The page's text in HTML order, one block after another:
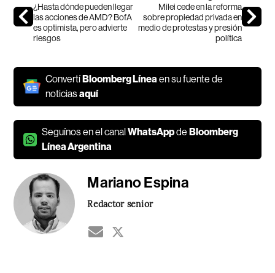
¿Hasta dónde pueden llegar
las acciones de AMD? BofA
es optimista, pero advierte
riesgos
Milei cede en la reforma
sobre propiedad privada en
medio de protestas y presión
política
ConvertíBloomberg Líneaen su fuente de
noticiasaquí
Seguínos en el canalWhatsAppdeBloomberg
Línea Argentina
Mariano Espina
Redactor senior